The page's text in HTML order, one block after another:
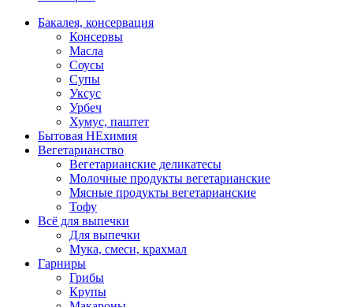
Бакалея, консервация
Консервы
Масла
Соусы
Супы
Уксус
Урбеч
Хумус, паштет
Бытовая НЕхимия
Вегетарианство
Вегетарианские деликатесы
Молочные продукты вегетарианские
Мясные продукты вегетарианские
Тофу
Всё для выпечки
Для выпечки
Мука, смеси, крахмал
Гарниры
Грибы
Крупы